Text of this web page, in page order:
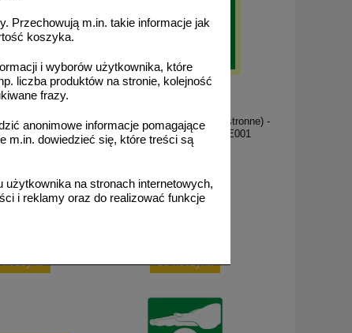
Przechowują m.in. takie informacje jak
koszyka.
i wyborów użytkownika, które
liczba produktów na stronie, kolejność
frazy.
anonimowe informacje pomagające
m.in. dowiedzieć się, które treści są
na stronach internetowych,
i reklamy oraz do realizować funkcje
- znak
- AA001
koszyka
Wyjście ewakuacyjne (lewostronne) -
znak ewakuacyjny - AAE001
do koszyka